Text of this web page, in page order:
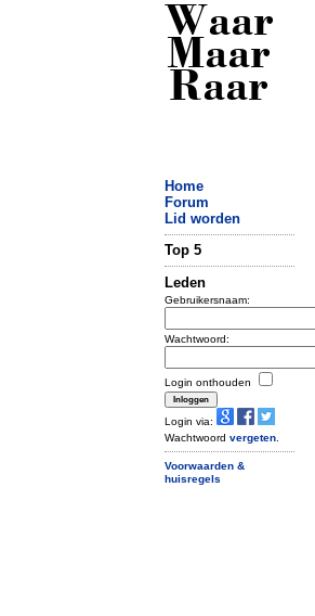
Waar
Maar
Raar
Home
Forum
Lid worden
Top 5
Leden
Gebruikersnaam:
Wachtwoord:
Login onthouden
Login via:
Wachtwoord vergeten
Voorwaarden &
huisregels